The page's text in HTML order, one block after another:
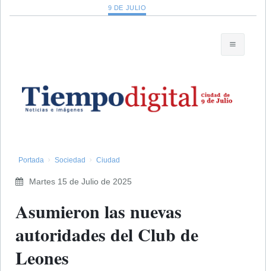
9 DE JULIO
Portada Sociedad Ciudad
Martes 15 de Julio de 2025
​Asumieron las nuevas
autoridades del Club de
Leones